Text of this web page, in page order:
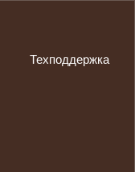
Техподдержка